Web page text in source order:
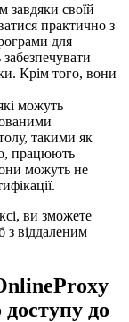
завдяки своїй
практично з
для
Крім того, вони
можуть
такими як
працюють
можуть не
ви зможете
з віддаленим
доступу до